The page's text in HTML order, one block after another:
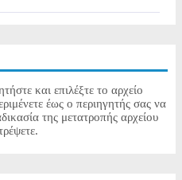
και επιλέξτε το αρχείο
έως ο περιηγητής σας να
της μετατροπής αρχείου